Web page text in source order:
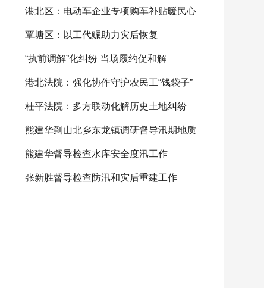
港北区：电动车企业专项购车补贴暖民心
覃塘区：以工代赈助力灾后恢复
“执前调解”化纠纷 当场履约促和解
港北法院：强化协作守护农民工“钱袋子”
桂平法院：多方联动化解历史土地纠纷
熊建华督导检查水库安全度汛工作
张新胜督导检查防汛和灾后重建工作